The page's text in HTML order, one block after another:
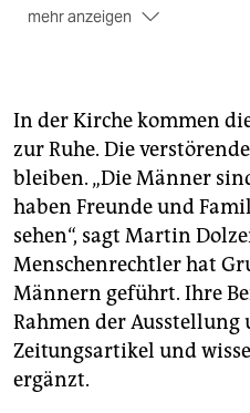
mehr anzeigen
Italien geflohen.
Aus Italien wurdensie
europaweit gültigen
Euro ausgestattet. Viele
und reisten nach
Die Forderungen der
Aufenthaltserlaubnis
taube Ohren - der will sie
In der Kirche kommen
zur Ruhe. Die
bleiben. „Die Männer
haben Freunde und
sehen“, sagt Martin
Menschenrechtler hat
Männern geführt. Ihre
Rahmen der Ausstellung
Zeitungsartikel und
ergänzt.